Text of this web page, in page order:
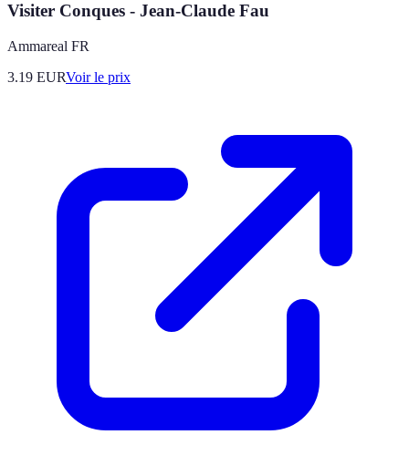
Visiter Conques - Jean-Claude Fau
Ammareal FR
3.19 EURVoir le prix